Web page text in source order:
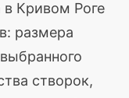
в Кривом Роге
размера
створок,